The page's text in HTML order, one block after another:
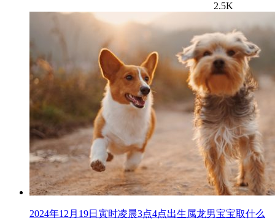
2.5K
2024年12月19日寅时凌晨3点4点出生属龙男宝宝取什么